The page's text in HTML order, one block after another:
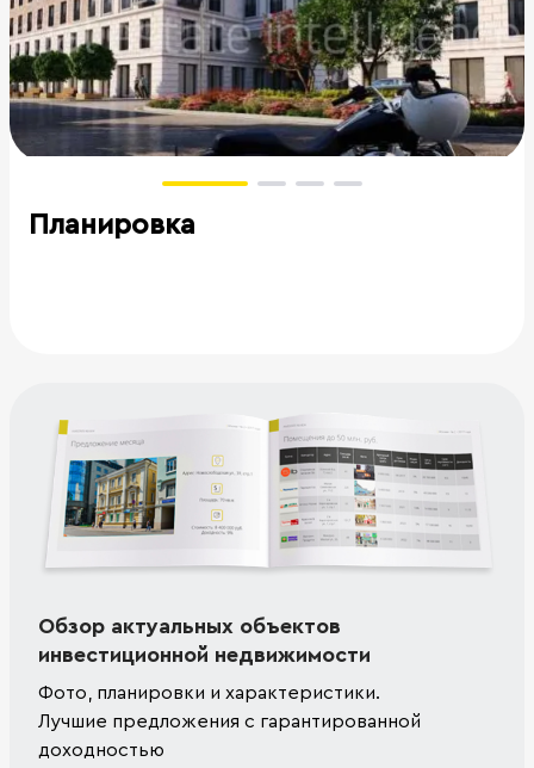
Планировка
Обзор актуальных объектов
инвестиционной недвижимости
Фото, планировки и характеристики.
Лучшие предложения с гарантированной
доходностью